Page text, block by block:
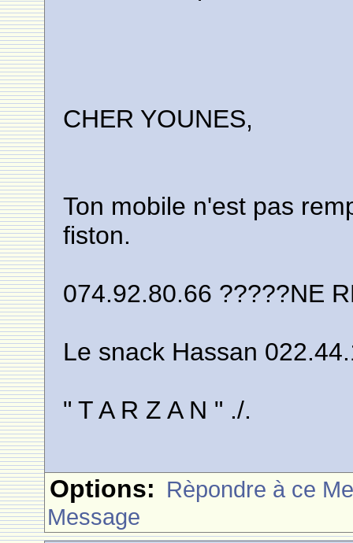
CHER YOUNES,
Ton mobile n'est pas
fiston.
074.92.80.66 ?????NE
Le snack Hassan
" T A R Z A N " ./.
Options: Rèpondre à ce
Message